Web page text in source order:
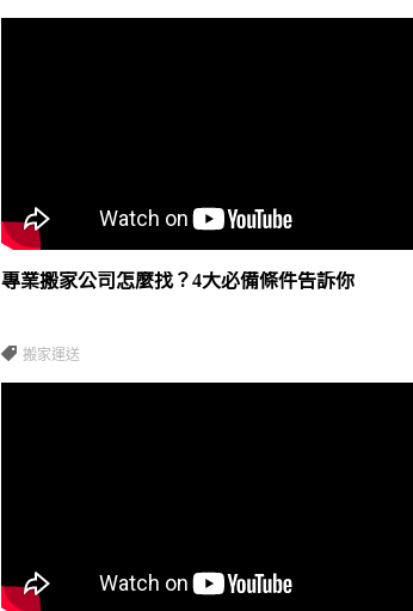
專業搬家公司怎麼找？4大必備條件告訴你
搬家運送